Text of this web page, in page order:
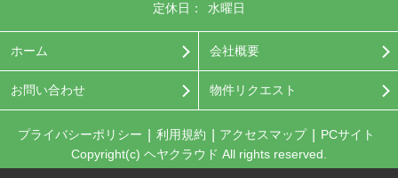
定休日：
水曜日
ホーム 会社概要
お問い合わせ 物件リクエスト
プライバシーポリシー 利用規約 アクセスマップ
PCサイト
Copyright(c) ヘヤクラウド All rights reserved.